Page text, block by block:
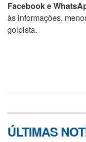
Facebook e
às informações,
golpista.
ÚLTIMAS